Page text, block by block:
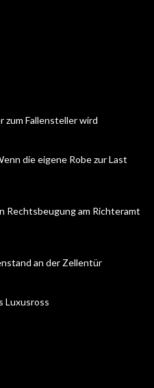
zum Fallensteller wird
die eigene Robe zur Last
Rechtsbeugung am Richteramt
an der Zellentür
Luxusross